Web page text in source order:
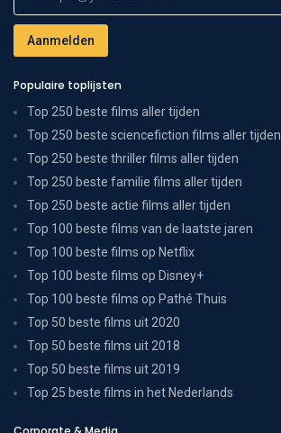
Populaire toplijsten
Top 250 beste films aller tijden
Top 250 beste sciencefiction films aller tijden
Top 250 beste thriller films aller tijden
Top 250 beste familie films aller tijden
Top 250 beste actie films aller tijden
Top 100 beste films van de laatste jaren
Top 100 beste films op Netflix
Top 100 beste films op Disney+
Top 100 beste films op Pathé Thuis
Top 50 beste films uit 2020
Top 50 beste films uit 2018
Top 50 beste films uit 2019
Top 25 beste films in het Nederlands